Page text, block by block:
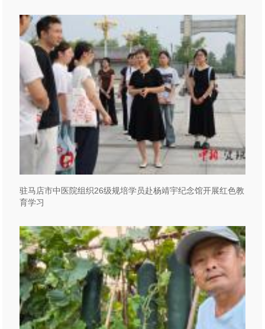
驻马店市中医院组织26级规培学员赴杨靖宇纪念馆开展红色教
育学习